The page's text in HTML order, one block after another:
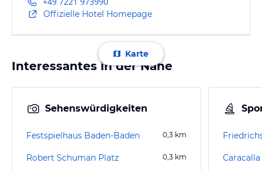
Offizielle Hotel Homepage
Karte
Interessantes in der Nähe
Sehenswürdigkeiten
Festspielhaus Baden-Baden 0,3 km
Robert Schuman Platz 0,3 km